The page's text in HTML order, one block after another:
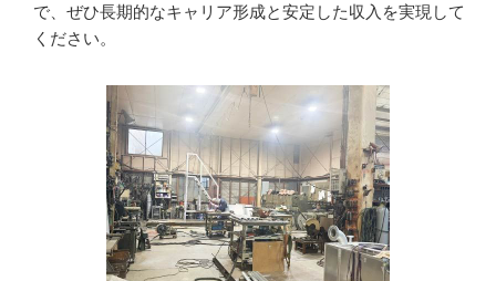
で、ぜひ長期的なキャリア形成と安定した収入を実現して
ください。